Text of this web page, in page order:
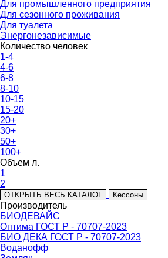
Для промышленного предприятия
Для сезонного проживания
Для туалета
Энергонезависимые
Количество человек
1-4
4-6
6-8
8-10
10-15
15-20
20+
30+
50+
100+
Объем л.
1
2
ОТКРЫТЬ ВЕСЬ КАТАЛОГ Кессоны
Производитель
БИОДЕВАЙС
Оптима ГОСТ Р - 70707-2023
БИО ДЕКА ГОСТ Р - 70707-2023
Воданофф